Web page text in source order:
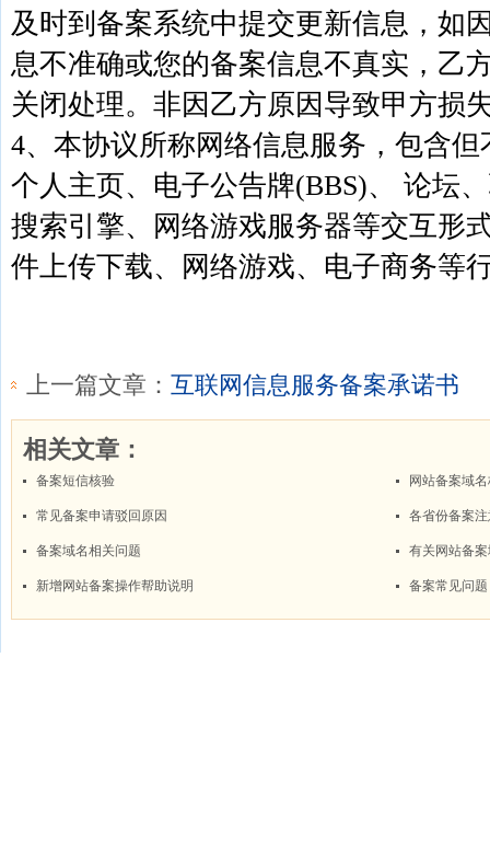
及时到备案系统中提交更新信息，如
息不准确或您的备案信息不真实，乙
关闭处理。非因乙方原因导致甲方损
4、本协议所称网络信息服务，包含
个人主页、电子公告牌(BBS)、 论坛
搜索引擎、网络游戏服务器等交互形
件上传下载、网络游戏、电子商务等
上一篇文章： 互联网信息服务备案承诺书
相关文章：
备案短信核验 网站备案域
常见备案申请驳回原因 各省份备案
备案域名相关问题 有关网站备
新增网站备案操作帮助说明 备案常见问题